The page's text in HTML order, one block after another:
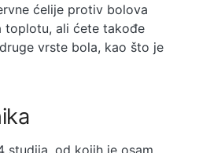
ćelije protiv bolova
toplotu, ali ćete takođe
vrste bola, kao što je